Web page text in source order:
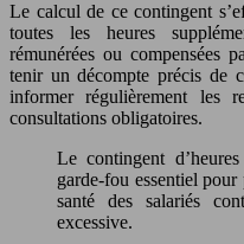
Le calcul de ce contingent
toutes les heures
rémunérées ou compensées
tenir un décompte précis de
informer régulièrement les
consultations obligatoires.
Le contingent
garde-fou essentiel
santé des salariés
excessive.